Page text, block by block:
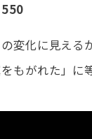
550
変化に見える
もがれた」に